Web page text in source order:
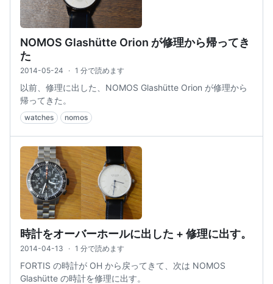
NOMOS Glashütte Orion が修理から帰ってき
た
2014-05-24 · 1 分で読めます
以前、修理に出した、NOMOS Glashütte Orion が修理から
帰ってきた。
watches nomos
時計をオーバーホールに出した + 修理に出す。
2014-04-13 · 1 分で読めます
FORTIS の時計が OH から戻ってきて、次は NOMOS
Glashütte の時計を修理に出す。